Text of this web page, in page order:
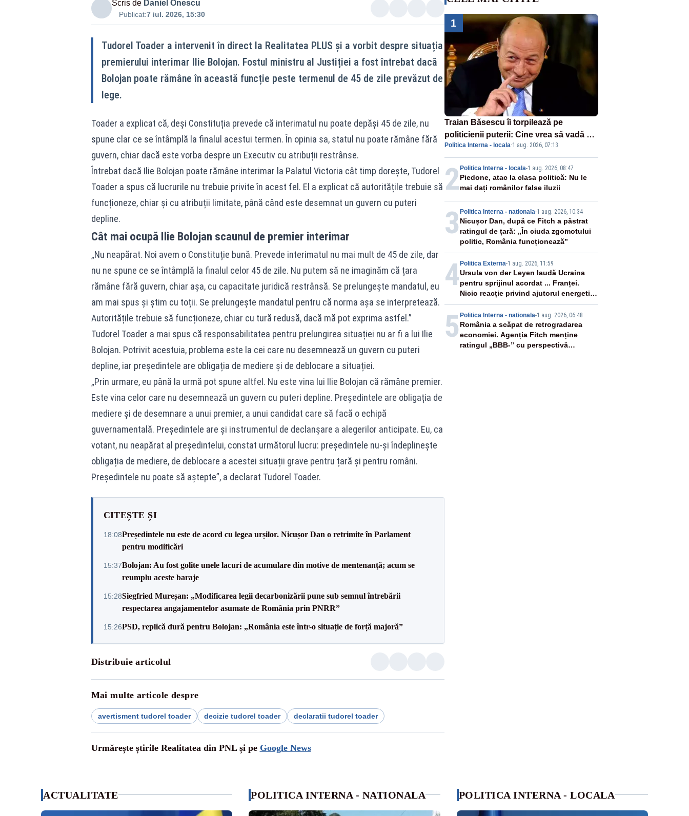
Scris de Daniel Onescu
Publicat:7 iul. 2026, 15:30
Tudorel Toader a intervenit în direct la Realitatea PLUS și a vorbit despre situația
premierului interimar Ilie Bolojan. Fostul ministru al Justiției a fost întrebat dacă
Bolojan poate rămâne în această funcție peste termenul de 45 de zile prevăzut de
lege.
Toader a explicat că, deși Constituția prevede că interimatul nu poate depăși 45 de zile, nu
spune clar ce se întâmplă la finalul acestui termen. În opinia sa, statul nu poate rămâne fără
guvern, chiar dacă este vorba despre un Executiv cu atribuții restrânse.
Întrebat dacă Ilie Bolojan poate rămâne interimar la Palatul Victoria cât timp dorește, Tudorel
Toader a spus că lucrurile nu trebuie privite în acest fel. El a explicat că autoritățile trebuie să
funcționeze, chiar și cu atribuții limitate, până când este desemnat un guvern cu puteri
depline.
Cât mai ocupă Ilie Bolojan scaunul de premier interimar
„Nu neapărat. Noi avem o Constituție bună. Prevede interimatul nu mai mult de 45 de zile, dar
nu ne spune ce se întâmplă la finalul celor 45 de zile. Nu putem să ne imaginăm că țara
rămâne fără guvern, chiar așa, cu capacitate juridică restrânsă. Se prelungește mandatul, eu
am mai spus și știm cu toții. Se prelungește mandatul pentru că norma așa se interpretează.
Autoritățile trebuie să funcționeze, chiar cu tură redusă, dacă mă pot exprima astfel.”
Tudorel Toader a mai spus că responsabilitatea pentru prelungirea situației nu ar fi a lui Ilie
Bolojan. Potrivit acestuia, problema este la cei care nu desemnează un guvern cu puteri
depline, iar președintele are obligația de mediere și de deblocare a situației.
„Prin urmare, eu până la urmă pot spune altfel. Nu este vina lui Ilie Bolojan că rămâne premier.
Este vina celor care nu desemnează un guvern cu puteri depline. Președintele are obligația de
mediere și de desemnare a unui premier, a unui candidat care să facă o echipă
guvernamentală. Președintele are și instrumentul de declanșare a alegerilor anticipate. Eu, ca
votant, nu neapărat al președintelui, constat următorul lucru: președintele nu-și îndeplinește
obligația de mediere, de deblocare a acestei situații grave pentru țară și pentru români.
Președintele nu poate să aștepte”, a declarat Tudorel Toader.
CITEȘTE ȘI
18:08Președintele nu este de acord cu legea urșilor. Nicușor Dan o retrimite în Parlament
pentru modificări
15:37Bolojan: Au fost golite unele lacuri de acumulare din motive de mentenanță; acum se
reumplu aceste baraje
15:28Siegfried Mureșan: „Modificarea legii decarbonizării pune sub semnul întrebării
respectarea angajamentelor asumate de România prin PNRR”
15:26PSD, replică dură pentru Bolojan: „România este într-o situație de forță majoră”
Distribuie articolul
Mai multe articole despre
avertisment tudorel toader decizie tudorel toader declaratii tudorel toader
Urmărește știrile Realitatea din PNL și pe Google News
1
Traian Băsescu îi torpilează pe
politicienii puterii: Cine vrea să vadă ce
înseamnă să fii prost, se uită la
România
Politica Interna - locala·1 aug. 2026, 07:13
2Politica Interna - locala-1 aug. 2026, 08:47
Piedone, atac la clasa politică: Nu le
mai dați românilor false iluzii
3 Politica Interna - nationala-1 aug. 2026, 10:34
Nicușor Dan, după ce Fitch a păstrat
ratingul de țară: „În ciuda zgomotului
politic, România funcționează”
4Politica Externa-1 aug. 2026, 11:59
Ursula von der Leyen laudă Ucraina
pentru sprijinul acordat ... Franței.
Nicio reacție privind ajutorul energetic
promis României
5 Politica Interna - nationala-1 aug. 2026, 06:48
România a scăpat de retrogradarea
economiei. Agenția Fitch menține
ratingul „BBB-” cu perspectivă
ACTUALITATE POLITICA INTERNA - NATIONALA POLITICA INTERNA - LOCALA